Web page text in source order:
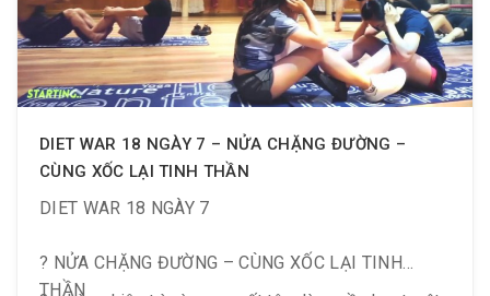
? Follow Gym tại: http://bit.ly/Goldengym
? Xem thêm tại Youtube:
DIET WAR 18 NGÀY 7 – NỬA CHẶNG ĐƯỜNG –
CÙNG XỐC LẠI TINH THẦN
DIET WAR 18 NGÀY 7
? NỬA CHẶNG ĐƯỜNG – CÙNG XỐC LẠI TINH
THẦN